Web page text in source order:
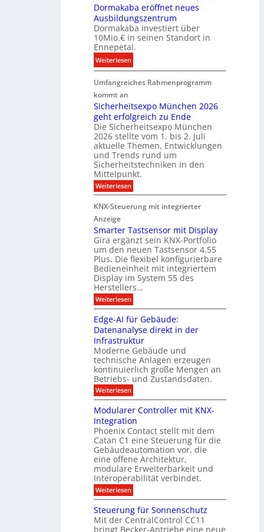
e
i
g
e
n
e
n
M
r
k
e
t
i
o
n
s
p
a
n
e
r
b
e
i
M
D
c
h
n
o
l
o
g
e
s
g
i
t
a
l
e
B
r
n
d
f
r
ü
h
e
s
t
e
k
e
n
n
u
n
g
m
i
t
A
n
s
a
g
r
a
u
c
h
m
e
l
d
e
r
Dormakaba eröffnet neues
Ausbildungszentrum
Dormakaba investiert über
10Mio.€ in seinen Standort in
Ennepetal.
Weiterlesen:
D
o
m
a
k
a
b
a
e
r
ö
f
n
e
t
n
e
u
e
s
A
u
s
b
i
l
d
u
n
g
s
z
e
n
t
r
u
m
Umfangreiches Rahmenprogramm
kommt an
Sicherheitsexpo München 2026
geht erfolgreich zu Ende
Die Sicherheitsexpo München
2026 stellte vom 1. bis 2. Juli
aktuelle Themen, Entwicklungen
und Trends rund um
Sicherheitstechniken in den
Mittelpunkt.
Weiterlesen:
S
c
e
r
h
e
i
t
s
e
x
p
o
M
ü
n
c
h
e
n
2
0
2
6
g
e
h
t
e
r
f
o
l
g
r
e
i
c
h
KNX-Steuerung mit integrierter
Anzeige
Smarter Tastsensor mit Display
Gira ergänzt sein KNX-Portfolio
um den neuen Tastsensor 4.55
Plus. Die flexibel konfigurierbare
Bedieneinheit mit integriertem
Display im System 55 des
Herstellers…
Weiterlesen:
S
m
a
r
t
e
r
T
a
s
t
s
n
s
o
r
m
i
t
D
i
s
p
a
y
Edge-AI für Gebäude:
Datenanalyse direkt in der
Infrastruktur
Moderne Gebäude und
technische Anlagen erzeugen
kontinuierlich große Mengen an
Betriebs- und Zustandsdaten.
Weiterlesen:
E
g
e
-
A
I
f
ü
r
G
e
b
u
d
e
Modularer Controller mit KNX-
Integration
Phoenix Contact stellt mit dem
Catan C1 eine Steuerung für die
Gebäudeautomation vor, die
eine offene Architektur,
modulare Erweiterbarkeit und
Interoperabilität verbindet.
Weiterlesen:
M
d
u
Steuerung für Sonnenschutz
Mit der CentralControl CC11
bringt Becker-Antriebe eine neue